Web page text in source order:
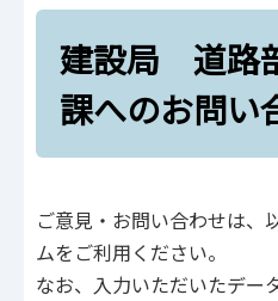
建設局 道路
課へのお問い
ご意見・お問い合わせは、
ムをご利用ください。
なお、入力いただいたデー